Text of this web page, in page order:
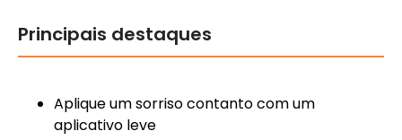
Principais destaques
Aplique um sorriso contanto com um
aplicativo leve